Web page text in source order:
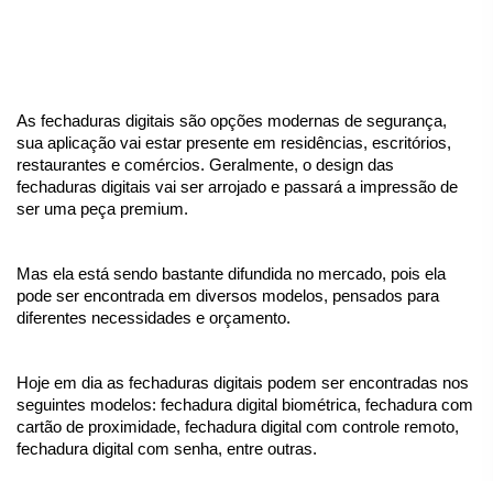
As fechaduras digitais são opções modernas de segurança,
sua aplicação vai estar presente em residências, escritórios,
restaurantes e comércios. Geralmente, o design das
fechaduras digitais vai ser arrojado e passará a impressão de
ser uma peça premium.
Mas ela está sendo bastante difundida no mercado, pois ela
pode ser encontrada em diversos modelos, pensados para
diferentes necessidades e orçamento.
Hoje em dia as fechaduras digitais podem ser encontradas nos
seguintes modelos: fechadura digital biométrica, fechadura com
cartão de proximidade, fechadura digital com controle remoto,
fechadura digital com senha, entre outras.